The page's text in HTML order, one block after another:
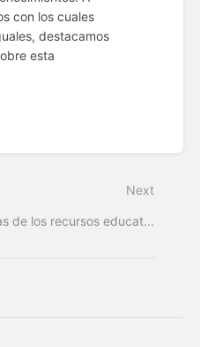
con los cuales
destacamos
esta
Next
de los recursos educat...